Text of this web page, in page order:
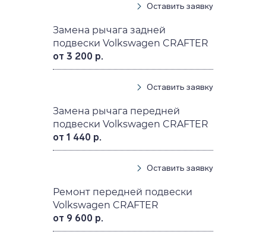
Оставить заявку
Замена рычага задней
подвески Volkswagen CRAFTER
от 3 200 р.
Оставить заявку
Замена рычага передней
подвески Volkswagen CRAFTER
от 1 440 р.
Оставить заявку
Ремонт передней подвески
Volkswagen CRAFTER
от 9 600 р.